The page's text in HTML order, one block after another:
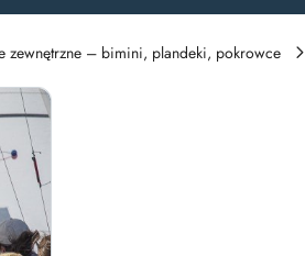
zewnętrzne – bimini, plandeki, pokrowce